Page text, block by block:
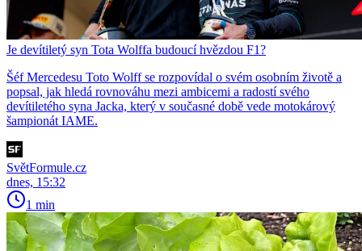
Je devítiletý syn Tota Wolffa budoucí hvězdou F1?
Šéf Mercedesu Toto Wolff se rozpovídal o svém osobním životě a
popsal, jak hledá rovnováhu mezi ambicemi a radostí svého
devítiletého syna Jacka, který v současné době vede motokárový
šampionát IAME.
SvětFormule.cz
dnes, 15:32
1 min